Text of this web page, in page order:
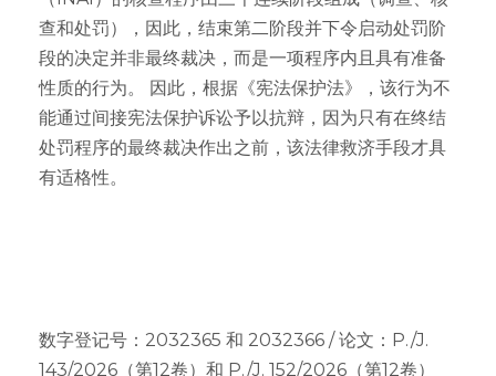
查和处罚），因此，结束第二阶段并下令启动处罚阶
段的决定并非最终裁决，而是一项程序内且具有准备
性质的行为。 因此，根据《宪法保护法》，该行为不
能通过间接宪法保护诉讼予以抗辩，因为只有在终结
处罚程序的最终裁决作出之前，该法律救济手段才具
有适格性。
数字登记号：2032365 和 2032366 / 论文：P./J.
143/2026（第12卷）和 P./J. 152/2026（第12卷）